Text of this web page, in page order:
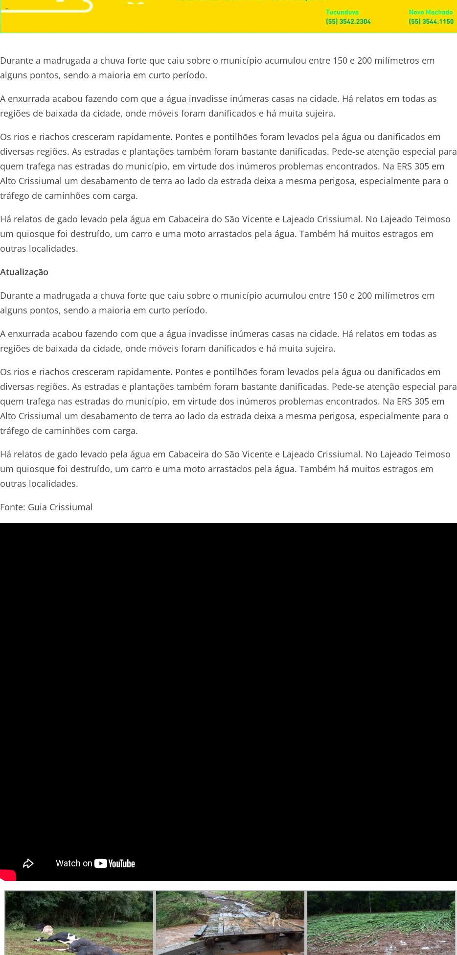
Durante a madrugada a chuva forte que caiu sobre o município acumulou entre 150 e 200 milímetros em
alguns pontos, sendo a maioria em curto período.
A enxurrada acabou fazendo com que a água invadisse inúmeras casas na cidade. Há relatos em todas as
regiões de baixada da cidade, onde móveis foram danificados e há muita sujeira.
Os rios e riachos cresceram rapidamente. Pontes e pontilhões foram levados pela água ou danificados em
diversas regiões. As estradas e plantações também foram bastante danificadas. Pede-se atenção especial para
quem trafega nas estradas do município, em virtude dos inúmeros problemas encontrados. Na ERS 305 em
Alto Crissiumal um desabamento de terra ao lado da estrada deixa a mesma perigosa, especialmente para o
tráfego de caminhões com carga.
Há relatos de gado levado pela água em Cabaceira do São Vicente e Lajeado Crissiumal. No Lajeado Teimoso
um quiosque foi destruído, um carro e uma moto arrastados pela água. Também há muitos estragos em
outras localidades.
Atualização
Durante a madrugada a chuva forte que caiu sobre o município acumulou entre 150 e 200 milímetros em
alguns pontos, sendo a maioria em curto período.
A enxurrada acabou fazendo com que a água invadisse inúmeras casas na cidade. Há relatos em todas as
regiões de baixada da cidade, onde móveis foram danificados e há muita sujeira.
Os rios e riachos cresceram rapidamente. Pontes e pontilhões foram levados pela água ou danificados em
diversas regiões. As estradas e plantações também foram bastante danificadas. Pede-se atenção especial para
quem trafega nas estradas do município, em virtude dos inúmeros problemas encontrados. Na ERS 305 em
Alto Crissiumal um desabamento de terra ao lado da estrada deixa a mesma perigosa, especialmente para o
tráfego de caminhões com carga.
Há relatos de gado levado pela água em Cabaceira do São Vicente e Lajeado Crissiumal. No Lajeado Teimoso
um quiosque foi destruído, um carro e uma moto arrastados pela água. Também há muitos estragos em
outras localidades.
Fonte: Guia Crissiumal